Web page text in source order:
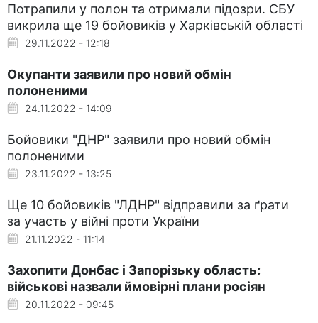
Потрапили у полон та отримали підозри. СБУ
викрила ще 19 бойовиків у Харківській області
29.11.2022 - 12:18
Окупанти заявили про новий обмін
полоненими
24.11.2022 - 14:09
Бойовики "ДНР" заявили про новий обмін
полоненими
23.11.2022 - 13:25
Ще 10 бойовиків "ЛДНР" відправили за ґрати
за участь у війні проти України
21.11.2022 - 11:14
Захопити Донбас і Запорізьку область:
військові назвали ймовірні плани росіян
20.11.2022 - 09:45